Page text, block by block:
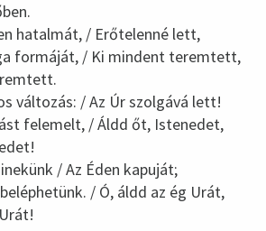
hatalmát, / Erőtelenné lett,
formáját, / Ki mindent teremtett,
változás: / Az Úr szolgává lett!
felemelt, / Áldd őt, Istenedet,
/ Az Éden kapuját;
/ Ó, áldd az ég Urát,